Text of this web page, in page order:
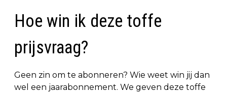
Hoe win ik deze toffe
prijsvraag?
Geen zin om te abonneren? Wie weet win jij dan
wel een jaarabonnement. We geven deze toffe